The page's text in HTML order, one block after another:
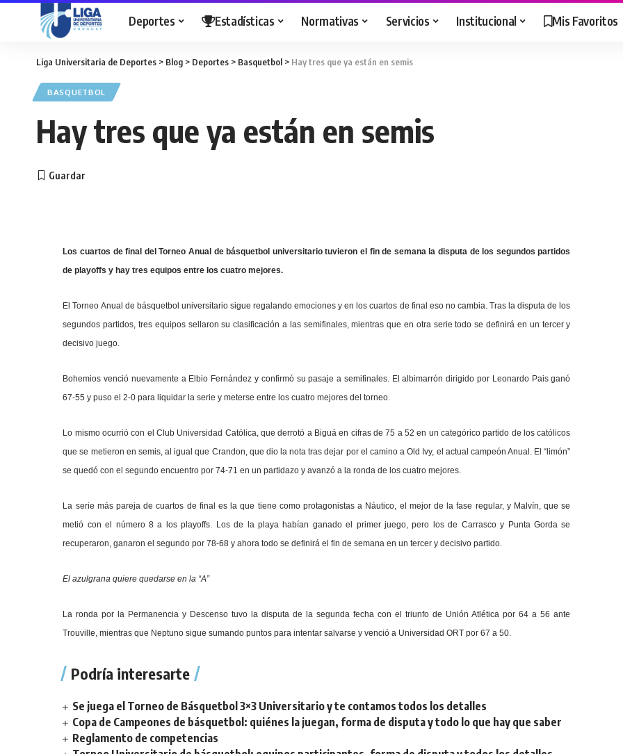
Deportes Estadísticas Normativas Servicios Institucional Mis Favoritos
Liga Universitaria de Deportes > Blog > Deportes > Basquetbol > Hay tres que ya están en semis
BASQUETBOL
Hay tres que ya están en semis
Los cuartos de final del Torneo Anual de básquetbol universitario tuvieron el fin de semana la disputa de los segundos partidos
de playoffs y hay tres equipos entre los cuatro mejores.
El Torneo Anual de básquetbol universitario sigue regalando emociones y en los cuartos de final eso no cambia. Tras la disputa de los
segundos partidos, tres equipos sellaron su clasificación a las semifinales, mientras que en otra serie todo se definirá en un tercer y
decisivo juego.
Bohemios venció nuevamente a Elbio Fernández y confirmó su pasaje a semifinales. El albimarrón dirigido por Leonardo Pais ganó
67-55 y puso el 2-0 para liquidar la serie y meterse entre los cuatro mejores del torneo.
Lo mismo ocurrió con el Club Universidad Católica, que derrotó a Biguá en cifras de 75 a 52 en un categórico partido de los católicos
que se metieron en semis, al igual que Crandon, que dio la nota tras dejar por el camino a Old Ivy, el actual campeón Anual. El “limón”
se quedó con el segundo encuentro por 74-71 en un partidazo y avanzó a la ronda de los cuatro mejores.
La serie más pareja de cuartos de final es la que tiene como protagonistas a Náutico, el mejor de la fase regular, y Malvín, que se
metió con el número 8 a los playoffs. Los de la playa habían ganado el primer juego, pero los de Carrasco y Punta Gorda se
recuperaron, ganaron el segundo por 78-68 y ahora todo se definirá el fin de semana en un tercer y decisivo partido.
El azulgrana quiere quedarse en la “A”
La ronda por la Permanencia y Descenso tuvo la disputa de la segunda fecha con el triunfo de Unión Atlética por 64 a 56 ante
Trouville, mientras que Neptuno sigue sumando puntos para intentar salvarse y venció a Universidad ORT por 67 a 50.
Podría interesarte
Se juega el Torneo de Básquetbol 3×3 Universitario y te contamos todos los detalles
Copa de Campeones de básquetbol: quiénes la juegan, forma de disputa y todo lo que hay que saber
Reglamento de competencias